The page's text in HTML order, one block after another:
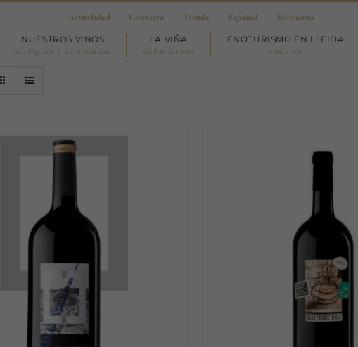
Actualidad Contacto Tienda Español Mi cuenta
NUESTROS VINOS
ecológicos y de montaña
LA VIÑA
de los artistas
ENOTURISMO EN LLEIDA
visítanos